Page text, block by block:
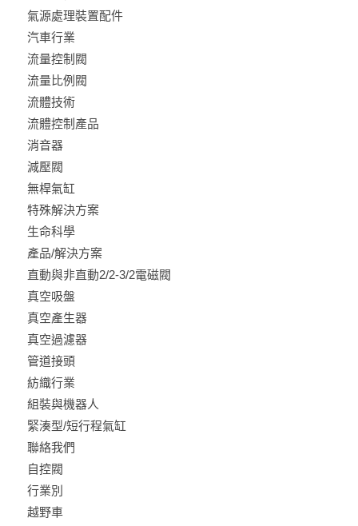
氣源處理裝置配件
汽車行業
流量控制閥
流量比例閥
流體技術
流體控制產品
消音器
減壓閥
無桿氣缸
特殊解決方案
生命科學
產品/解決方案
直動與非直動2/2-3/2電磁閥
真空吸盤
真空產生器
真空過濾器
管道接頭
紡織行業
組裝與機器人
緊湊型/短行程氣缸
聯絡我們
自控閥
行業別
越野車